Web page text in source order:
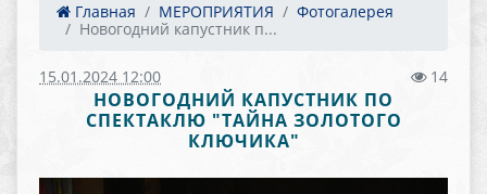
Главная МЕРОПРИЯТИЯ
Фотогалерея
Новогодний капустник п...
15.01.2024 12:00 14
НОВОГОДНИЙ КАПУСТНИК ПО
СПЕКТАКЛЮ "ТАЙНА ЗОЛОТОГО
КЛЮЧИКА"